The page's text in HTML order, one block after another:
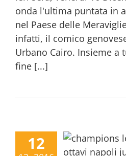
onda l'ultima puntata in
nel Paese delle
infatti, il comico
Urbano Cairo. Insieme a
fine [...]
12